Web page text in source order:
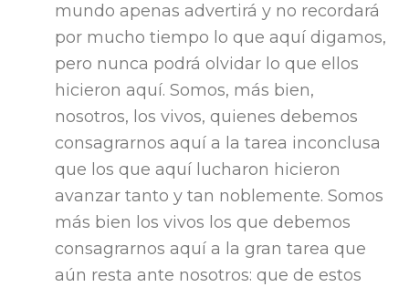
mundo apenas advertirá y no recordará
por mucho tiempo lo que aquí digamos,
pero nunca podrá olvidar lo que ellos
hicieron aquí. Somos, más bien,
nosotros, los vivos, quienes debemos
consagrarnos aquí a la tarea inconclusa
que los que aquí lucharon hicieron
avanzar tanto y tan noblemente. Somos
más bien los vivos los que debemos
consagrarnos aquí a la gran tarea que
aún resta ante nosotros: que de estos